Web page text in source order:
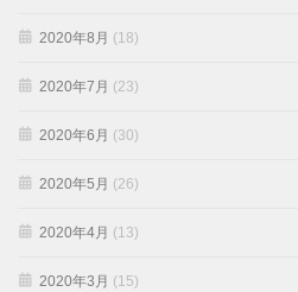
2020年8月 (18)
2020年7月 (23)
2020年6月 (30)
2020年5月 (26)
2020年4月 (13)
2020年3月 (15)